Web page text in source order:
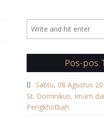
Pos-pos
Sabtu, 08 Agustus
St. Dominikus, Imam
Pengkhotbah